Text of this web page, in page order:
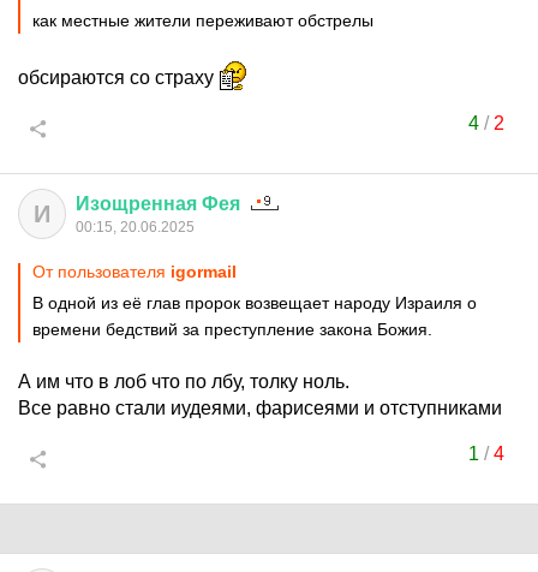
как местные жители переживают обстрелы
обсираются со страху
4/ 2
И Изощренная Фея
00:15, 20.06.2025
От пользователя igormail
В одной из её глав пророк возвещает народу Израиля о
времени бедствий за преступление закона Божия.
А им что в лоб что по лбу, толку ноль.
Все равно стали иудеями, фарисеями и отступниками
1 /4